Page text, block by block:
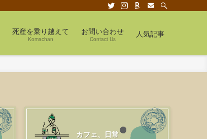
死産を乗り越えて
Komachan
お問い合わせ
Contact Us
人気記事
カフェ、日常